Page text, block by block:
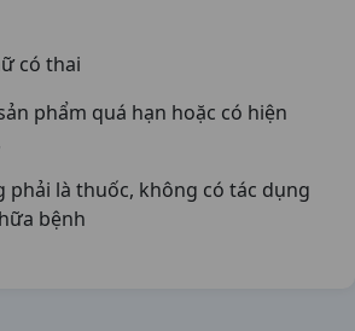
có thai
phẩm quá hạn hoặc có hiện
phải là thuốc, không có tác dụng
bệnh